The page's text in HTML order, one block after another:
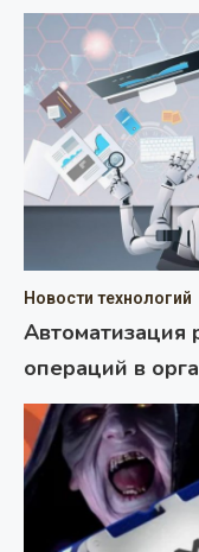
Новости технологий
Автоматизация
операций в
рамки